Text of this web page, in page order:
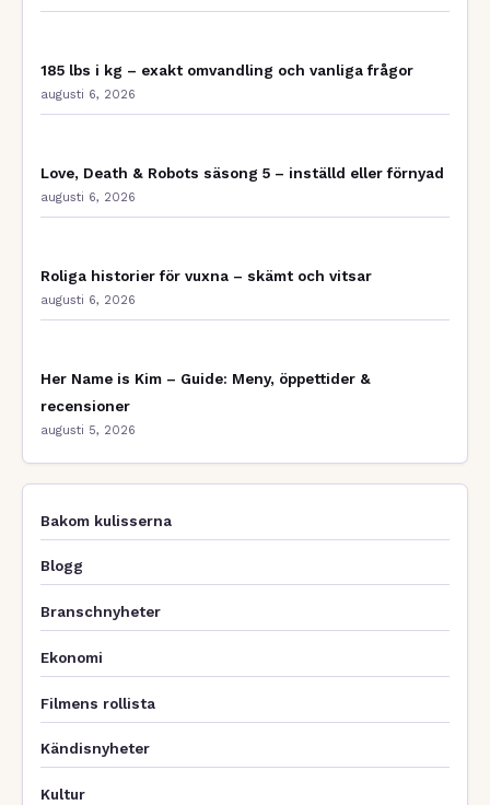
185 lbs i kg – exakt omvandling och vanliga frågor
augusti 6, 2026
Love, Death & Robots säsong 5 – inställd eller förnyad
augusti 6, 2026
Roliga historier för vuxna – skämt och vitsar
augusti 6, 2026
Her Name is Kim – Guide: Meny, öppettider &
recensioner
augusti 5, 2026
Bakom kulisserna
Blogg
Branschnyheter
Ekonomi
Filmens rollista
Kändisnyheter
Kultur